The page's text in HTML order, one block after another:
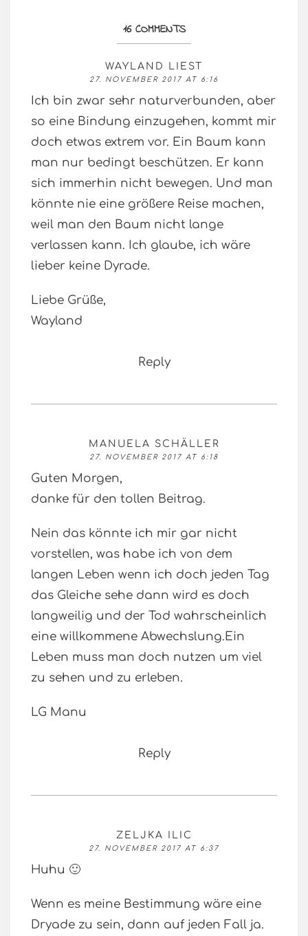
16 COMMENTS
WAYLAND LIEST
27. NOVEMBER 2017 AT 6:16
Ich bin zwar sehr naturverbunden, aber
so eine Bindung einzugehen, kommt mir
doch etwas extrem vor. Ein Baum kann
man nur bedingt beschützen. Er kann
sich immerhin nicht bewegen. Und man
könnte nie eine größere Reise machen,
weil man den Baum nicht lange
verlassen kann. Ich glaube, ich wäre
lieber keine Dyrade.
Liebe Grüße,
Wayland
Reply
MANUELA SCHÄLLER
27. NOVEMBER 2017 AT 6:18
Guten Morgen,
danke für den tollen Beitrag.
Nein das könnte ich mir gar nicht
vorstellen, was habe ich von dem
langen Leben wenn ich doch jeden Tag
das Gleiche sehe dann wird es doch
langweilig und der Tod wahrscheinlich
eine willkommene Abwechslung.Ein
Leben muss man doch nutzen um viel
zu sehen und zu erleben.
LG Manu
Reply
ZELJKA ILIC
27. NOVEMBER 2017 AT 6:37
Huhu 🙂
Wenn es meine Bestimmung wäre eine
Dryade zu sein, dann auf jeden Fall ja.